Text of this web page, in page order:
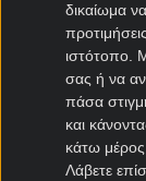
δικαίωμα
ιστότοπο.
σας ή να
πάσα
και
κάτω μέρος
Λάβετε
Ηρακλής
ΠΑΣ
Καλλιθέα
Νίκη